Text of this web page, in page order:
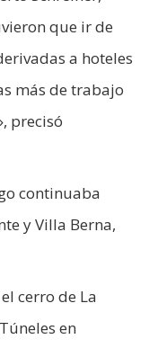
que ir de
a hoteles
más de trabajo
precisó
continuaba
y Villa Berna,
cerro de La
en